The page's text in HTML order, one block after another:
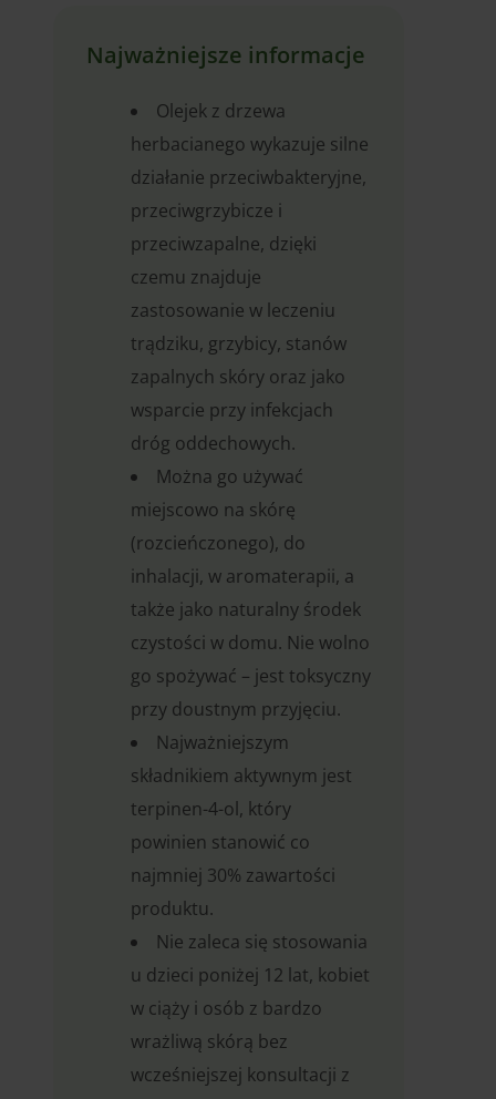
Najważniejsze informacje
Olejek z drzewa
herbacianego wykazuje silne
działanie przeciwbakteryjne,
przeciwgrzybicze i
przeciwzapalne, dzięki
czemu znajduje
zastosowanie w leczeniu
trądziku, grzybicy, stanów
zapalnych skóry oraz jako
wsparcie przy infekcjach
dróg oddechowych.
Można go używać
miejscowo na skórę
(rozcieńczonego), do
inhalacji, w aromaterapii, a
także jako naturalny środek
czystości w domu. Nie wolno
go spożywać – jest toksyczny
przy doustnym przyjęciu.
Najważniejszym
składnikiem aktywnym jest
terpinen-4-ol, który
powinien stanowić co
najmniej 30% zawartości
produktu.
Nie zaleca się stosowania
u dzieci poniżej 12 lat, kobiet
w ciąży i osób z bardzo
wrażliwą skórą bez
wcześniejszej konsultacji z